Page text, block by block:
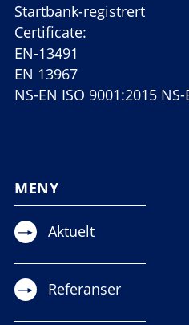
Startbank-registrert
Certificate:
EN-13491
EN 13967
NS-EN ISO 9001:2015
MENY
Aktuelt
Referanser